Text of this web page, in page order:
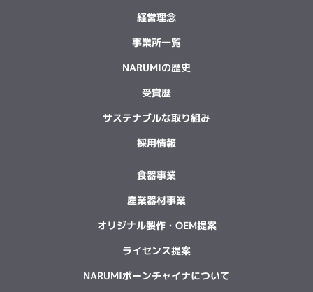
経営理念
事業所一覧
NARUMIの歴史
受賞歴
サステナブルな取り組み
採用情報
食器事業
産業器材事業
オリジナル製作・OEM提案
ライセンス提案
NARUMIボーンチャイナについて